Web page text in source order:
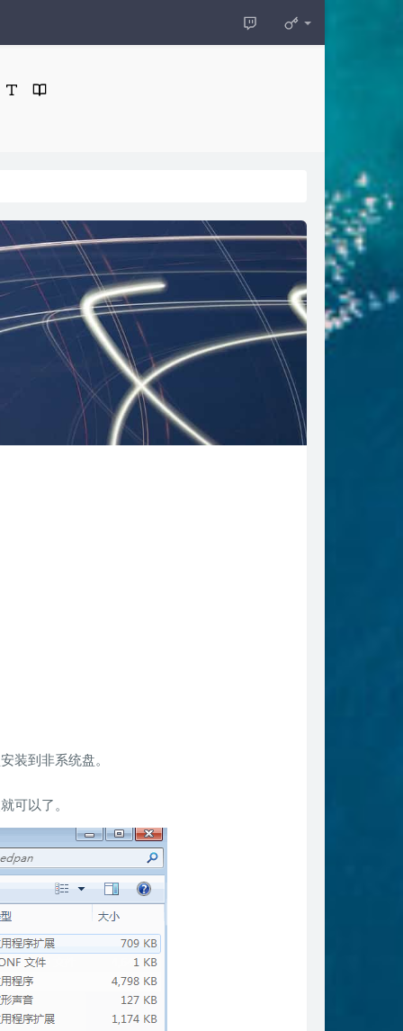
装到非系统盘。
可以了。